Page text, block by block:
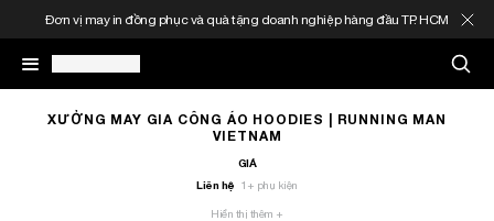
Đơn vị may in đồng phục và quà tặng doanh nghiệp hàng đầu TP. HCM
May In Đồng Phục
Quà Tặng Doanh Nghiệp
XƯỞNG MAY GIA CÔNG ÁO HOODIES | RUNNING MAN
VIETNAM
GIÁ
Liên hệ
1 + phụ kiện
Hiển thị thêm +